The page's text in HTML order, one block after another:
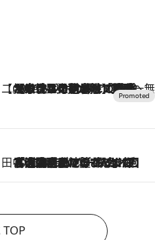
【CREA×星野リゾート】唯一無二。癒しと発見が待つ場所へ
2026.8.7
【トンボの足水浴】ヒノキの香りに包まれて涼感マックス！約13℃の湧水かけ流しを避暑地「星野温泉 トンボの湯」で体験
田中稲の勝手に再ブーム
2026.8.7
「湘南乃風に憧れて」観客大盛上がりの“タオル回し”に、ラッパー顔負けの高速歌唱まで…さだまさし（74）のアグレッシブすぎる現在地